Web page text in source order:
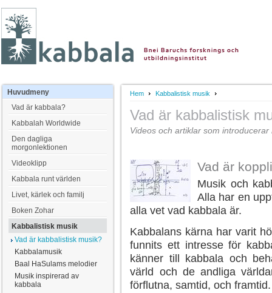
Hem Kabbalistisk musik
Vad är kabbalistisk
Videos och artiklar som
Vad är
Musik och
Alla har en
alla vet vad kabbala är.
Kabbalans kärna har varit
funnits ett intresse för
känner till kabbala och
värld och de andliga
förflutna, samtid, och framtid.
Huvudmeny
Vad är kabbala?
Kabbalah Worldwide
Den dagliga
morgonlektionen
Videoklipp
Kabbala runt världen
Livet, kärlek och familj
Boken Zohar
Kabbalistisk musik
Vad är kabbalistisk musik?
Kabbalamusik
Baal HaSulams melodier
Musik inspirerad av
kabbala